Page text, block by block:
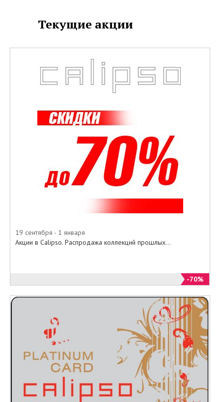
по 28 февраля 2015 года .
Текущие акции
19 сентября - 1 января
Акции в Calipso. Распродажа коллекций прошлых...
-70%